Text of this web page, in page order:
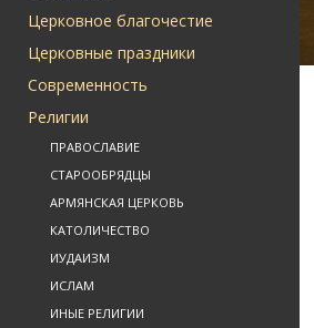
Церковное благочестие
Церковные праздники
Современность
Религии
ПРАВОСЛАВИЕ
СТАРООБРЯДЦЫ
АРМЯНСКАЯ ЦЕРКОВЬ
КАТОЛИЧЕСТВО
ИУДАИЗМ
ИСЛАМ
ИНЫЕ РЕЛИГИИ